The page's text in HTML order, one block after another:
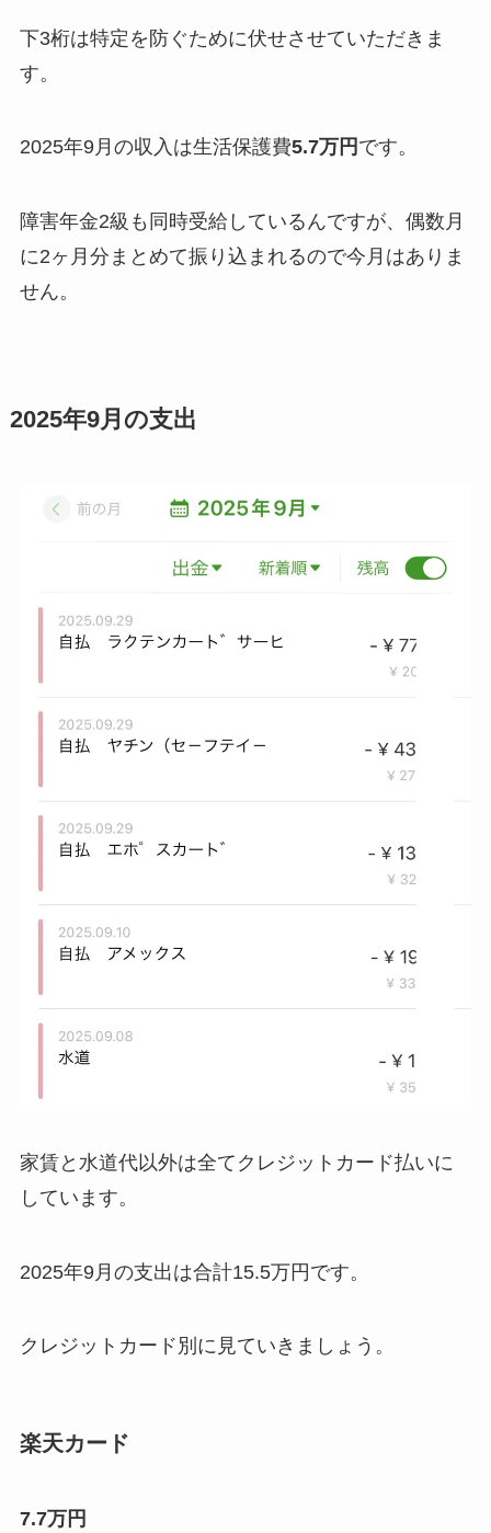
下3桁は特定を防ぐために伏せさせていただきま
す。
2025年9月の収入は生活保護費5.7万円 です。
障害年金2級も同時受給しているんですが、偶数月
に2ヶ月分まとめて振り込まれるので今月はありま
せん。
2025年9月の支出
家賃と水道代以外は全てクレジットカード払いに
しています。
2025年9月の支出は合計15.5万円です。
クレジットカード別に見ていきましょう。
楽天カード
7.7万円